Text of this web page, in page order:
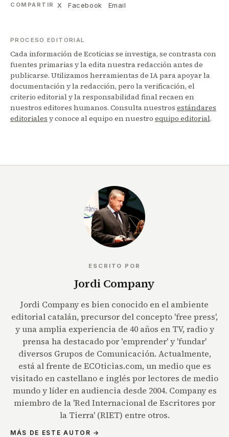
COMPARTIR X Facebook Email
PROCESO EDITORIAL
Cada información de Ecoticias se investiga, se contrasta con
fuentes primarias y la edita nuestra redacción antes de
publicarse. Utilizamos herramientas de IA para apoyar la
documentación y la redacción, pero la verificación, el
criterio editorial y la responsabilidad final recaen en
nuestros editores humanos. Consulta nuestros estándares
editoriales y conoce al equipo en nuestro equipo editorial.
ESCRITO POR
Jordi Company
Jordi Company es bien conocido en el ambiente
editorial catalán, precursor del concepto 'free press',
y una amplia experiencia de 40 años en TV, radio y
prensa ha destacado por 'emprender' y 'fundar'
diversos Grupos de Comunicación. Actualmente,
está al frente de ECOticias.com, un medio que es
visitado en castellano e inglés por lectores de medio
mundo y líder en audiencia desde 2004. Company es
miembro de la 'Red Internacional de Escritores por
la Tierra' (RIET) entre otros.
MÁS DE ESTE AUTOR →